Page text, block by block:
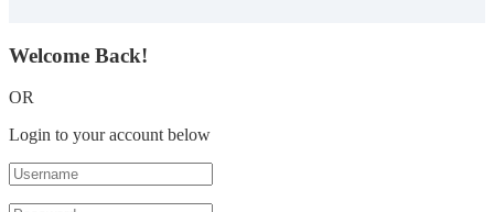
Welcome Back!
OR
Login to your account below